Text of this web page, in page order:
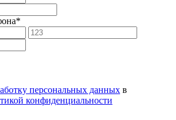
*
персональных данных в
конфиденциальности